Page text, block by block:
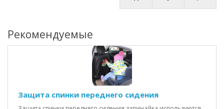
Рекомендуемые
Защита спинки переднего сидения